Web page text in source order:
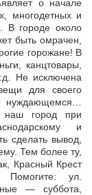
о начале
многодетных и
В городе около
быть омрачен,
горожане! В
канцтовары,
Не исключена
для своего
нуждающемся…
наш город при
и
сделать вывод,
Тем более ту,
Красный Крест
ул.
— суббота,